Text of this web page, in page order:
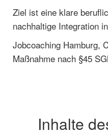
Ziel ist eine klare
nachhaltige Integration
Jobcoaching Hamburg,
Maßnahme nach §45
Inhalte